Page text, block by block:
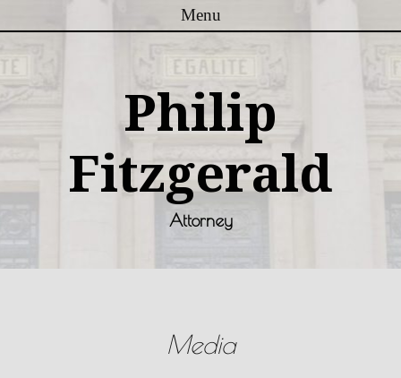
Menu
Philip
Fitzgerald
Attorney
Media